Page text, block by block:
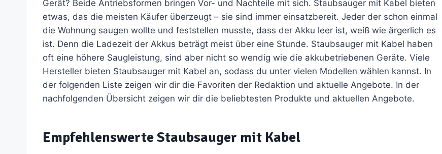
Gerät? Beide Antriebsformen bringen Vor- und Nachteile mit sich. Staubsauger mit Kabel bieten
etwas, das die meisten Käufer überzeugt – sie sind immer einsatzbereit. Jeder der schon einmal
die Wohnung saugen wollte und feststellen musste, dass der Akku leer ist, weiß wie ärgerlich es
ist. Denn die Ladezeit der Akkus beträgt meist über eine Stunde. Staubsauger mit Kabel haben
oft eine höhere Saugleistung, sind aber nicht so wendig wie die akkubetriebenen Geräte. Viele
Hersteller bieten Staubsauger mit Kabel an, sodass du unter vielen Modellen wählen kannst. In
der folgenden Liste zeigen wir dir die Favoriten der Redaktion und aktuelle Angebote. In der
nachfolgenden Übersicht zeigen wir dir die beliebtesten Produkte und aktuellen Angebote.
Empfehlenswerte Staubsauger mit Kabel